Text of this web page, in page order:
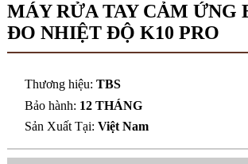
MÁY RỬA TAY CẢM ỨNG
ĐO NHIỆT ĐỘ K10 PRO
Thương hiệu:TBS
Bảo hành: 12 THÁNG
Sản Xuất Tại:Việt Nam